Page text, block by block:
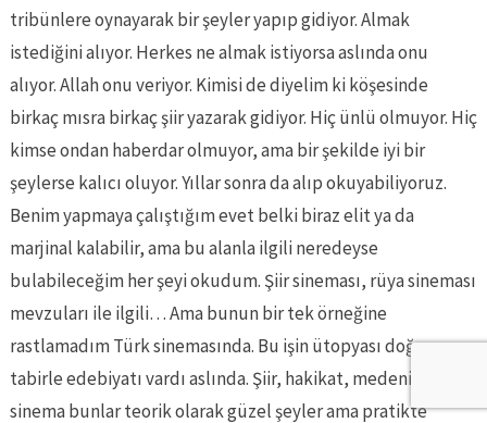
tribünlere oynayarak bir şeyler yapıp gidiyor. Almak
istediğini alıyor. Herkes ne almak istiyorsa aslında onu
alıyor. Allah onu veriyor. Kimisi de diyelim ki köşesinde
birkaç mısra birkaç şiir yazarak gidiyor. Hiç ünlü olmuyor. Hiç
kimse ondan haberdar olmuyor, ama bir şekilde iyi bir
şeylerse kalıcı oluyor. Yıllar sonra da alıp okuyabiliyoruz.
Benim yapmaya çalıştığım evet belki biraz elit ya da
marjinal kalabilir, ama bu alanla ilgili neredeyse
bulabileceğim her şeyi okudum. Şiir sineması, rüya sineması
mevzuları ile ilgili… Ama bunun bir tek örneğine
rastlamadım Türk sinemasında. Bu işin ütopyası doğru
tabirle edebiyatı vardı aslında. Şiir, hakikat, medeniyet,
sinema bunlar teorik olarak güzel şeyler ama pratikte